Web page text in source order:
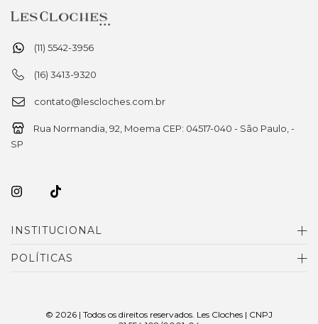
(11) 5542-3956
(16) 3413-9320
contato@lescloches.com.br
Rua Normandia, 92, Moema CEP: 04517-040 - São Paulo, -
SP
INSTITUCIONAL
POLÍTICAS
© 2026 | Todos os direitos reservados. Les Cloches | CNPJ